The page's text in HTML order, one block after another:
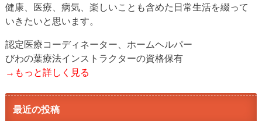
健康、医療、病気、楽しいことも含めた日常生活を綴って
いきたいと思います。
認定医療コーディネーター、ホームヘルパー
びわの葉療法インストラクターの資格保有
→もっと詳しく見る
最近の投稿